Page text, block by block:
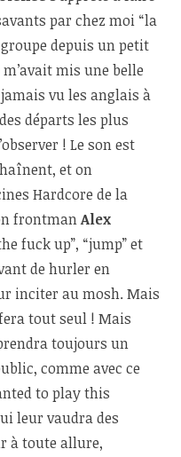
par chez moi “la
depuis un petit
mis une belle
vu les anglais à
départs les plus
! Le son est
et on
Hardcore de la
frontmanAlex
fuck up”, “jump” et
de hurler en
inciter au mosh. Mais
tout seul ! Mais
toujours un
comme avec ce
to play this
leur vaudra des
à toute allure,